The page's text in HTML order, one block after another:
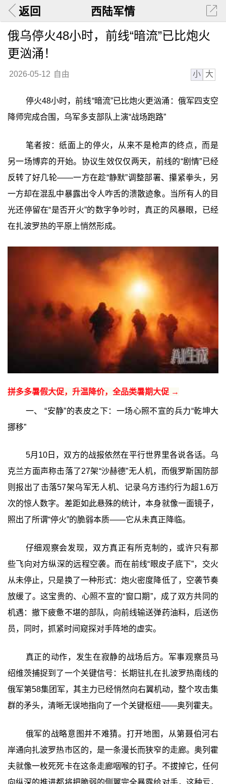
返回 西陆军情
俄乌停火48小时，前线“暗流”已比炮火
更汹涌！
2026-05-12 自由 小 大
停火48小时，前线“暗流”已比炮火更汹涌：俄军四支空
降师完成合围，乌军多支部队上演“战场跑路”
笔者按：纸面上的停火，从来不是枪声的终点，而是
另一场博弈的开始。协议生效仅仅两天，前线的“剧情”已经
反转了好几轮——一方在趁“静默”调整部署、攥紧拳头，另
一方却在混乱中暴露出令人咋舌的溃散迹象。当所有人的目
光还停留在“是否开火”的数字争吵时，真正的风暴眼，已经
在扎波罗热的平原上悄然形成。
拼多多暑假大促，升温降价，全品类暑期大促 →
一、 “安静”的表皮之下：一场心照不宣的兵力“乾坤大
挪移”
5月10日，双方的战报依然在平行世界里各说各话。乌
克兰方面声称击落了27架“沙赫德”无人机，而俄罗斯国防部
则报出了击落57架乌军无人机、记录乌方违约行为超1.6万
次的惊人数字。差距如此悬殊的统计，本身就像一面镜子，
照出了所谓“停火”的脆弱本质——它从未真正降临。
仔细观察会发现，双方真正有所克制的，或许只有那
些飞向对方纵深的远程空袭。而在前线“眼皮子底下”，交火
从未停止，只是换了一种形式：炮火密度降低了，空袭节奏
放缓了。这宝贵的、心照不宣的“窗口期”，成了双方共同的
机遇：撤下疲惫不堪的部队，向前线输送弹药油料，后送伤
员，同时，抓紧时间窥探对手阵地的虚实。
真正的动作，发生在寂静的战场后方。军事观察员马
绍维茨捕捉到了一个关键信号：长期驻扎在扎波罗热南线的
俄军第58集团军，其主力已经悄然向右翼机动，整个攻击集
群的矛头，清晰无误地指向了一个关键枢纽——奥列霍夫。
俄军的战略意图并不难猜。打开地图，从第聂伯河右
岸通向扎波罗热市区的，是一条漫长而狭窄的走廊。奥列霍
夫就像一枚死死卡在这条走廊咽喉的钉子。不拔掉它，任何
向纵深的推进都将把脆弱的侧翼完全暴露给对手，这种亏，